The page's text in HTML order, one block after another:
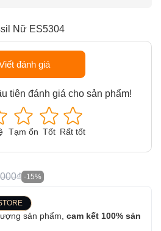
Nữ ES5304
đánh giá
tiên đánh giá cho sản phẩm!
Tạm ổn Tốt Rất tốt
-15%
sản phẩm, cam kết 100% sản